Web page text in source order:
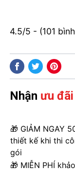
4.5/5 - (101
Nhận ưu
🎁 GIẢM NGAY
thiết kế khi thi
gói
🎁 MIỄN PHÍ